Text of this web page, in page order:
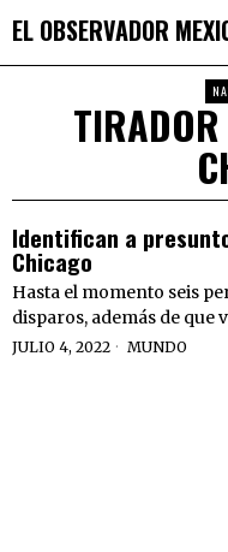
EL OBSERVADOR
TIRADOR
Identifican a
Chicago
Hasta el momento seis
disparos, además de que
JULIO 4, 2022 MUNDO